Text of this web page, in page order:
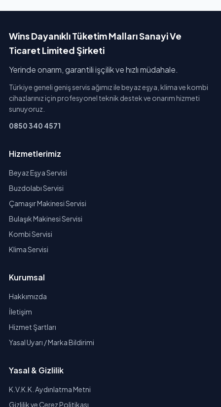
Wins Dayanıklı Tüketim Malları Sanayi Ve
Ticaret Limited Şirketi
Yerinde onarım, garantili işçilik ve hızlı müdahale.
Türkiye geneli geniş servis ağımız ile beyaz eşya, klima ve kombi
cihazlarınız için profesyonel teknik destek ve onarım hizmeti
sunuyoruz.
0850 340 4571
Hizmetlerimiz
Beyaz Eşya Servisi
Buzdolabı Servisi
Çamaşır Makinesi Servisi
Bulaşık Makinesi Servisi
Kombi Servisi
Klima Servisi
Kurumsal
Hakkımızda
İletişim
Hizmet Şartları
Yasal Uyarı / Marka Bildirimi
Yasal & Gizlilik
K.V.K.K. Aydınlatma Metni
Gizlilik ve Çerez Politikası